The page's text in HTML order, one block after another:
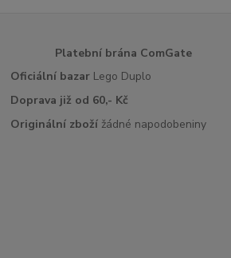
Platební brána ComGate
Oficiální bazar Lego Duplo
Doprava již od 60,- Kč
Originální zboží žádné napodobeniny